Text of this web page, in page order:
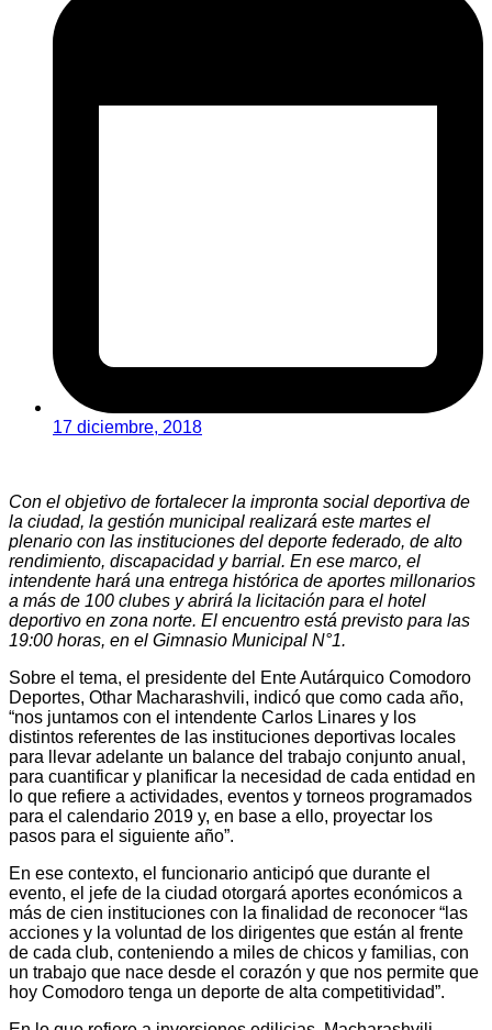
17 diciembre, 2018
Con el objetivo de fortalecer la impronta social deportiva de
la ciudad, la gestión municipal realizará este martes el
plenario con las instituciones del deporte federado, de alto
rendimiento, discapacidad y barrial. En ese marco, el
intendente hará una entrega histórica de aportes millonarios
a más de 100 clubes y abrirá la licitación para el hotel
deportivo en zona norte. El encuentro está previsto para las
19:00 horas, en el Gimnasio Municipal N°1.
Sobre el tema, el presidente del Ente Autárquico Comodoro
Deportes, Othar Macharashvili, indicó que como cada año,
“nos juntamos con el intendente Carlos Linares y los
distintos referentes de las instituciones deportivas locales
para llevar adelante un balance del trabajo conjunto anual,
para cuantificar y planificar la necesidad de cada entidad en
lo que refiere a actividades, eventos y torneos programados
para el calendario 2019 y, en base a ello, proyectar los
pasos para el siguiente año”.
En ese contexto, el funcionario anticipó que durante el
evento, el jefe de la ciudad otorgará aportes económicos a
más de cien instituciones con la finalidad de reconocer “las
acciones y la voluntad de los dirigentes que están al frente
de cada club, conteniendo a miles de chicos y familias, con
un trabajo que nace desde el corazón y que nos permite que
hoy Comodoro tenga un deporte de alta competitividad”.